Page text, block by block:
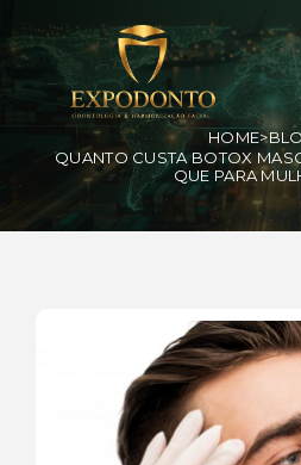
HOME>
QUANTO CUSTA BOTOX
QUE PARA